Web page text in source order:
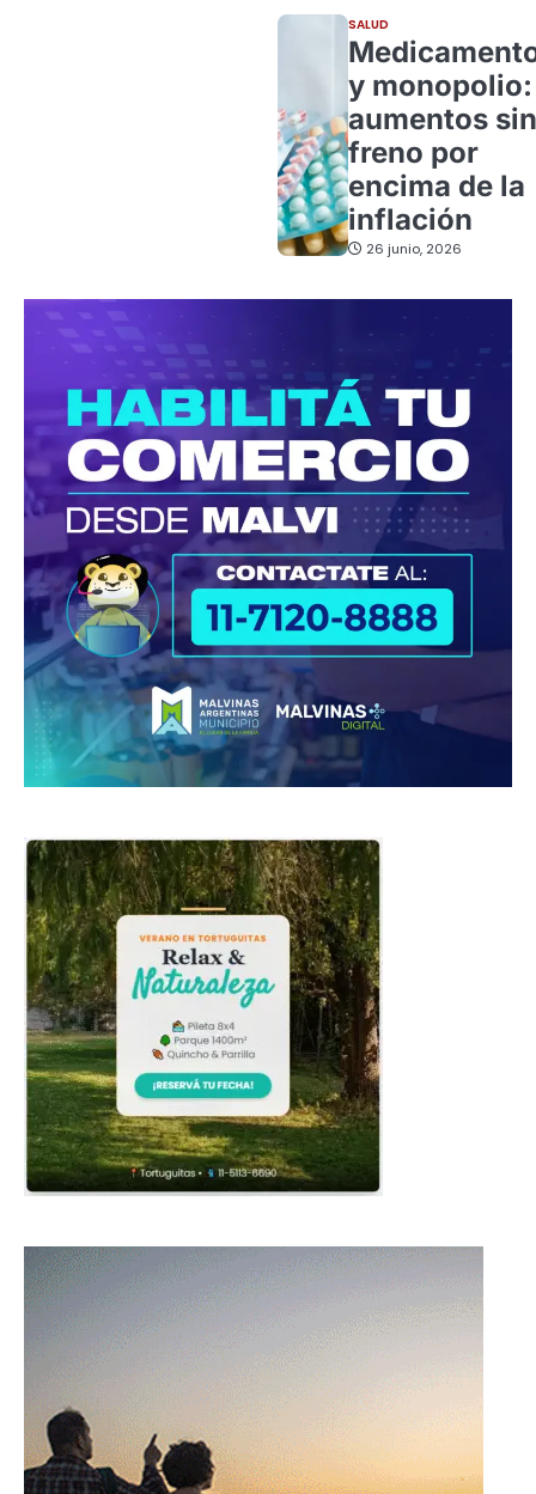
SALUD
y monopolio:
aumentos sin
freno por
encima de la
inflación
26 junio, 2026